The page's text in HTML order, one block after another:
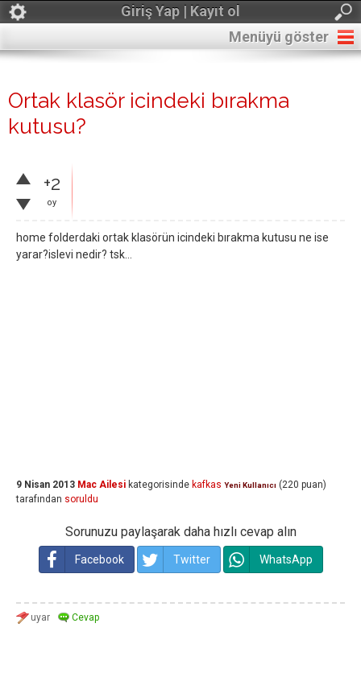
Giriş Yap | Kayıt ol
Menüyü göster
Ortak klasör icindeki bırakma
kutusu?
+2
oy
home folderdaki ortak klasörün icindeki bırakma kutusu ne ise
yarar?islevi nedir? tsk…
9 Nisan 2013 Mac Ailesi kategorisinde kafkas Yeni Kullanıcı (220 puan)
tarafından soruldu
Sorunuzu paylaşarak daha hızlı cevap alın
Facebook Twitter WhatsApp